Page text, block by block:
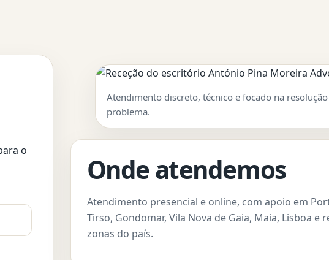
o
Atendimento discreto, técnico e focado na
problema.
Onde atendemos
Atendimento presencial e online, com apoio em
Tirso, Gondomar, Vila Nova de Gaia, Maia, Lisboa e
zonas do país.